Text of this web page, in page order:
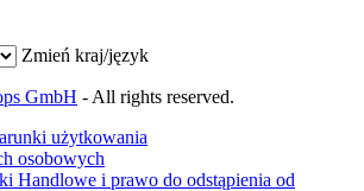
Zmień kraj/język
GmbH - All rights reserved.
użytkowania
osobowych
Handlowe i prawo do odstąpienia od